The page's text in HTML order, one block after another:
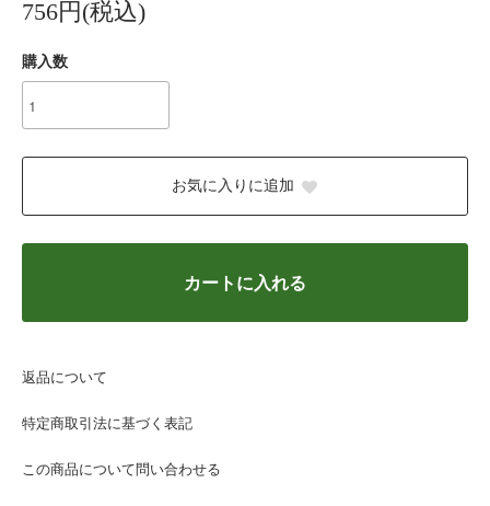
756円(税込)
購入数
お気に入りに追加
カートに入れる
返品について
特定商取引法に基づく表記
この商品について問い合わせる